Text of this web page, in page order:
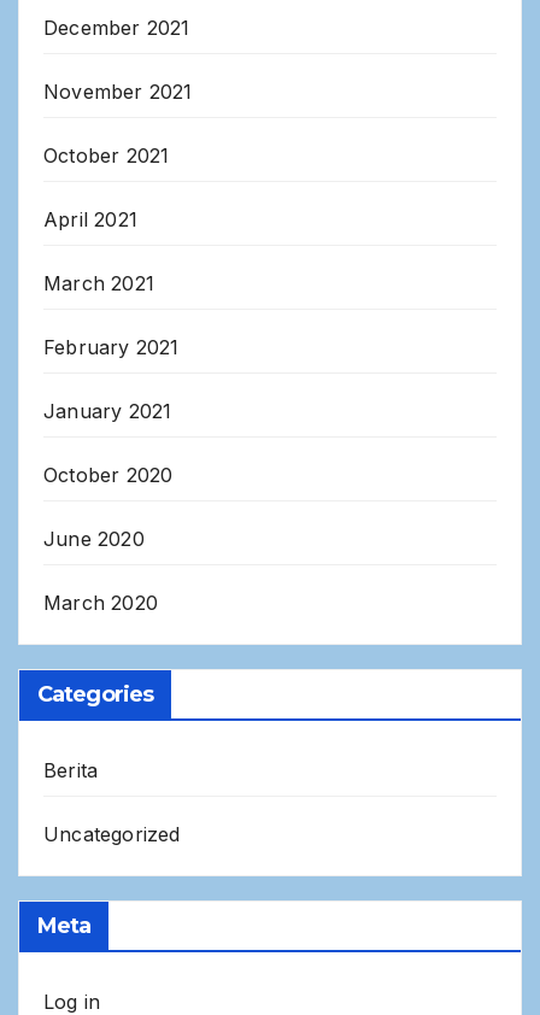
December 2021
November 2021
October 2021
April 2021
March 2021
February 2021
January 2021
October 2020
June 2020
March 2020
Categories
Berita
Uncategorized
Meta
Log in